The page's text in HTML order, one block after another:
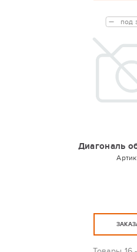
Диагональ
под